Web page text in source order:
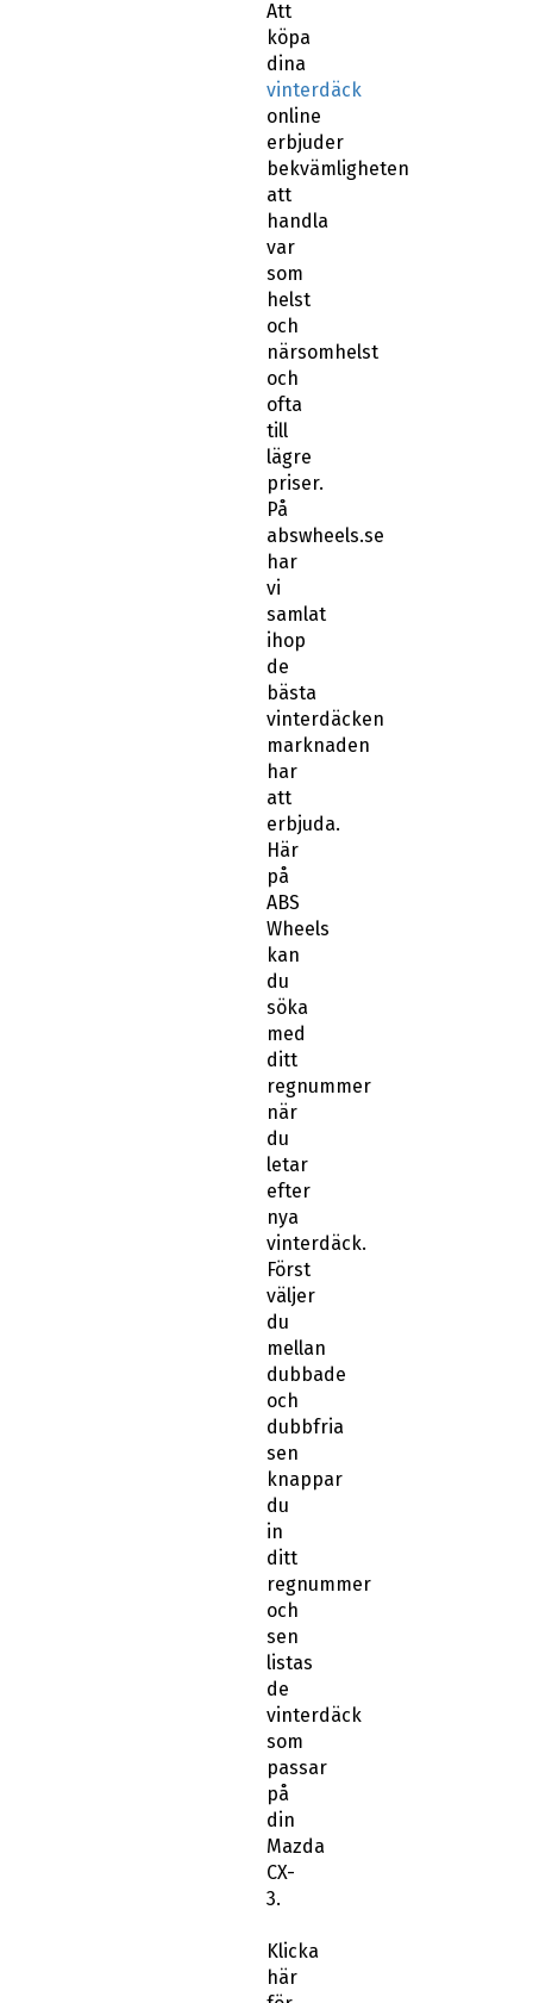
Att
köpa
dina
vinterdäck
online
erbjuder
bekvämligheten
att
handla
var
som
helst
och
närsomhelst
och
ofta
till
lägre
priser.
På
abswheels.se
har
vi
samlat
ihop
de
bästa
vinterdäcken
marknaden
har
att
erbjuda.
Här
på
ABS
Wheels
kan
du
söka
med
ditt
regnummer
när
du
letar
efter
nya
vinterdäck.
Först
väljer
du
mellan
dubbade
och
dubbfria
sen
knappar
du
in
ditt
regnummer
och
sen
listas
de
vinterdäck
som
passar
på
din
Mazda
CX-
3.
Klicka
här